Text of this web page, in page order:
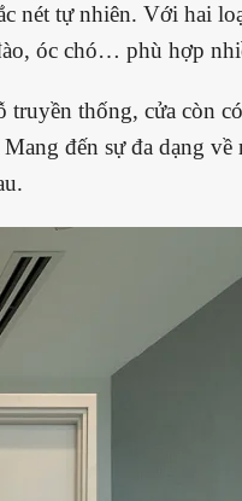
nét tự nhiên. Với hai
óc chó… phù hợp
thống, cửa còn
đến sự đa dạng về